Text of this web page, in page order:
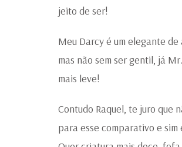
jeito de ser!
Meu Darcy é um elegante de
mas não sem ser gentil, já
mais leve!
Contudo Raquel, te juro que
para esse comparativo e sim